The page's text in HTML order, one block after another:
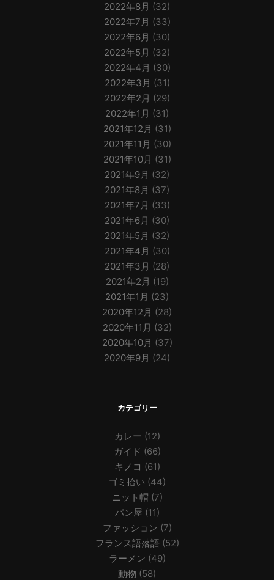
2022年8月 (32)
2022年7月 (33)
2022年6月 (30)
2022年5月 (32)
2022年4月 (30)
2022年3月 (31)
2022年2月 (29)
2022年1月 (31)
2021年12月 (31)
2021年11月 (30)
2021年10月 (31)
2021年9月 (32)
2021年8月 (37)
2021年7月 (33)
2021年6月 (30)
2021年5月 (32)
2021年4月 (30)
2021年3月 (28)
2021年2月 (19)
2021年1月 (23)
2020年12月 (28)
2020年11月 (32)
2020年10月 (37)
2020年9月 (24)
カテゴリー
カレー (12)
ガイド (66)
キノコ (61)
ゴミ拾い (44)
ニット帽 (7)
パン屋 (11)
ファッション (7)
フランス語落語 (52)
ラーメン (49)
動物 (58)